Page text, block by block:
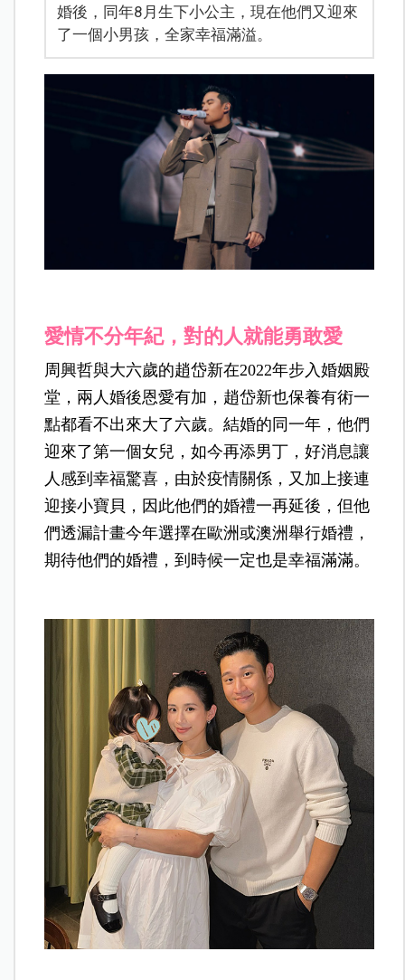
婚後，同年8月生下小公主，現在他們又迎來
了一個小男孩，全家幸福滿溢。
愛情不分年紀，對的人就能勇敢愛
周興哲與大六歲的趙岱新在2022年步入婚姻殿
堂，兩人婚後恩愛有加，趙岱新也保養有術一
點都看不出來大了六歲。結婚的同一年，他們
迎來了第一個女兒，如今再添男丁，好消息讓
人感到幸福驚喜，由於疫情關係，又加上接連
迎接小寶貝，因此他們的婚禮一再延後，但他
們透漏計畫今年選擇在歐洲或澳洲舉行婚禮，
期待他們的婚禮，到時候一定也是幸福滿滿。